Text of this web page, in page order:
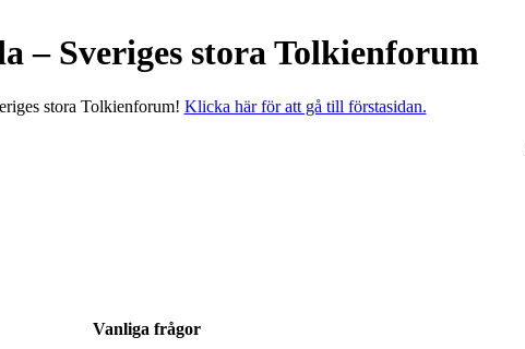
– Sveriges stora Tolkienforum
stora Tolkienforum! Klicka här för att gå till förstasidan.
Vanliga frågor